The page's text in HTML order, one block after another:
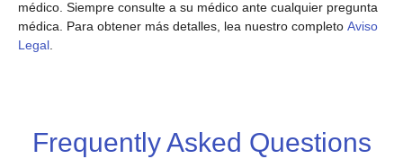
médico. Siempre consulte a su médico ante cualquier pregunta
médica. Para obtener más detalles, lea nuestro completo Aviso
Legal.
Frequently Asked Questions